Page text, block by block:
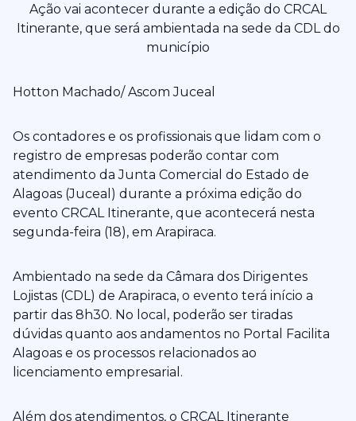
Ação vai acontecer durante a edição do CRCAL
Itinerante, que será ambientada na sede da CDL do
município
Hotton Machado/ Ascom Juceal
Os contadores e os profissionais que lidam com o
registro de empresas poderão contar com
atendimento da Junta Comercial do Estado de
Alagoas (Juceal) durante a próxima edição do
evento CRCAL Itinerante, que acontecerá nesta
segunda-feira (18), em Arapiraca.
Ambientado na sede da Câmara dos Dirigentes
Lojistas (CDL) de Arapiraca, o evento terá início a
partir das 8h30. No local, poderão ser tiradas
dúvidas quanto aos andamentos no Portal Facilita
Alagoas e os processos relacionados ao
licenciamento empresarial.
Além dos atendimentos, o CRCAL Itinerante